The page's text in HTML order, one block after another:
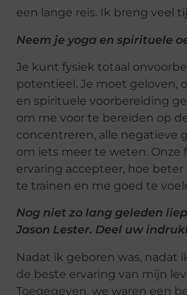
een lange reis. Ik breng veel
Neem je yoga en spirituele
Je kunt fysiek totaal
potentieel. Je moet geloven,
en spirituele voorbereiding
om me voor te bereiden op
concentreren, alle negatieve
om iets meer te weten. Onze
ervaring accepteer, hoe
te trainen en me goed te
Nog niet zo lang geleden
Jason Lester. Deel uw
Nadat ik geboren was,
de beste ervaring van mijn
Toegegeven, we waren een